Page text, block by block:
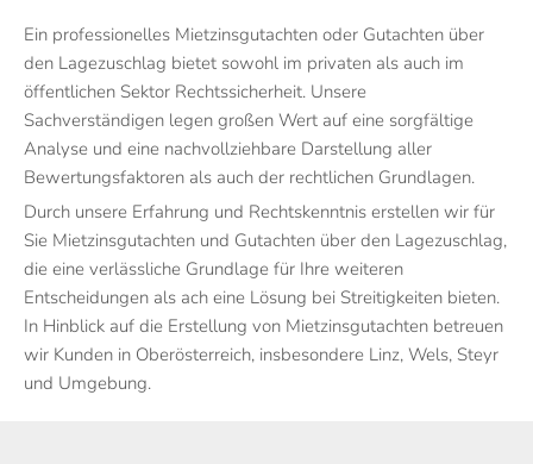
Ein professionelles Mietzinsgutachten oder Gutachten über
den Lagezuschlag bietet sowohl im privaten als auch im
öffentlichen Sektor Rechtssicherheit. Unsere
Sachverständigen legen großen Wert auf eine sorgfältige
Analyse und eine nachvollziehbare Darstellung aller
Bewertungsfaktoren als auch der rechtlichen Grundlagen.
Durch unsere Erfahrung und Rechtskenntnis erstellen wir für
Sie Mietzinsgutachten und Gutachten über den Lagezuschlag,
die eine verlässliche Grundlage für Ihre weiteren
Entscheidungen als ach eine Lösung bei Streitigkeiten bieten.
In Hinblick auf die Erstellung von Mietzinsgutachten betreuen
wir Kunden in Oberösterreich, insbesondere Linz, Wels, Steyr
und Umgebung.